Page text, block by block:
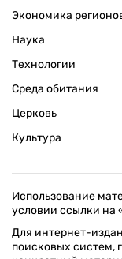
Экономика
Наука
Технологии
Среда обитания
Церковь
Культура
Использование
условии ссылки на
Для интернет-
поисковых систем,